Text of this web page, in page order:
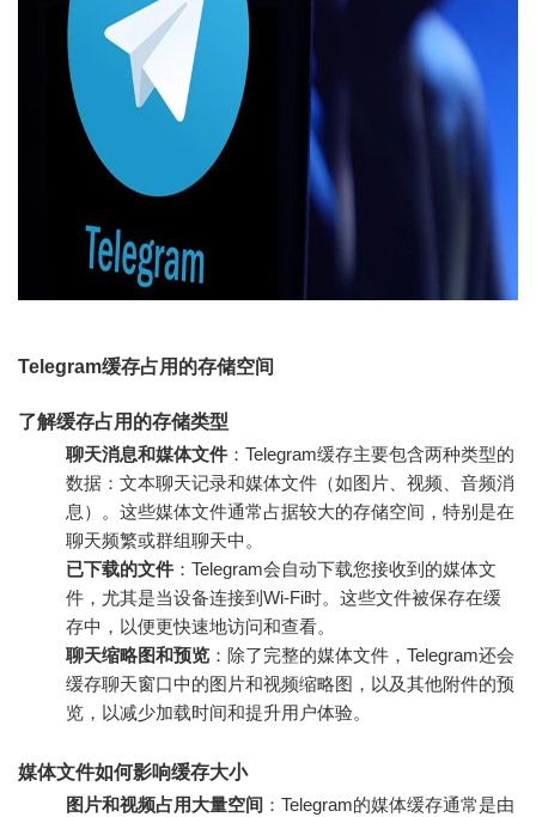
Telegram缓存占用的存储空间
了解缓存占用的存储类型
聊天消息和媒体文件 ：Telegram缓存主要包含两种类型的
数据：文本聊天记录和媒体文件（如图片、视频、音频消
息）。这些媒体文件通常占据较大的存储空间，特别是在
聊天频繁或群组聊天中。
已下载的文件 ：Telegram会自动下载您接收到的媒体文
件，尤其是当设备连接到Wi-Fi时。这些文件被保存在缓
存中，以便更快速地访问和查看。
聊天缩略图和预览 ：除了完整的媒体文件，Telegram还会
缓存聊天窗口中的图片和视频缩略图，以及其他附件的预
览，以减少加载时间和提升用户体验。
媒体文件如何影响缓存大小
图片和视频占用大量空间 ：Telegram的媒体缓存通常是由